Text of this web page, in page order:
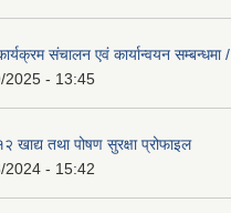
संचालन एवं कार्यान्वयन सम्बन्धमा /
2025 - 13:45
खाद्य तथा पोषण सुरक्षा प्रोफाइल
2024 - 15:42